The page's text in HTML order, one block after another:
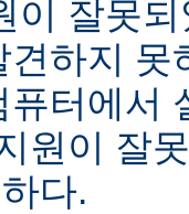
이 잘못
견하지
퓨터에서
원이 잘
다.